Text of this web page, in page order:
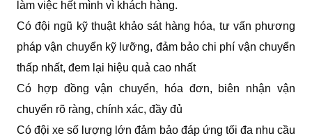
làm việc hết mình vì khách hàng.
Có đội ngũ kỹ thuật khảo sát hàng hóa, tư vấn phương
pháp vận chuyển kỹ lưỡng, đảm bảo chi phí vận chuyển
thấp nhất, đem lại hiệu quả cao nhất
Có hợp đồng vận chuyển, hóa đơn, biên nhận vận
chuyển rõ ràng, chính xác, đầy đủ
Có đội xe số lượng lớn đảm bảo đáp ứng tối đa nhu cầu